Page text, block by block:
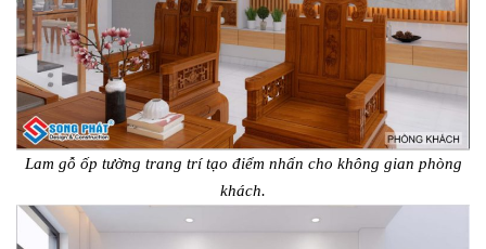
Lam gỗ ốp tường trang trí tạo điểm nhấn cho không gian phòng
khách.